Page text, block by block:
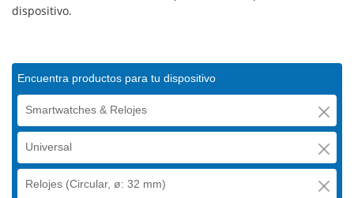
dispositivo.
Encuentra productos para tu dispositivo
Smartwatches & Relojes
Universal
Relojes (Circular, ø: 32 mm)